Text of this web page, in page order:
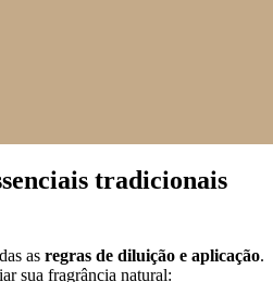
tradicionais
as regras de diluição e aplicação.
sua fragrância natural: